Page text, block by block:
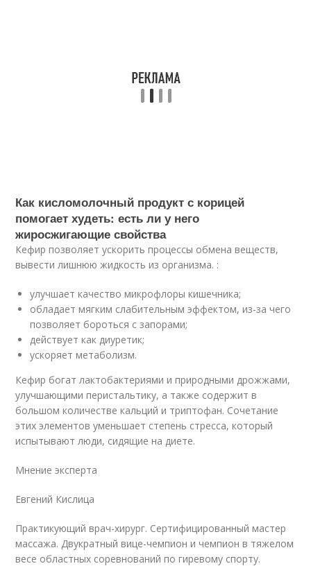
Как кисломолочный продукт с корицей
помогает худеть: есть ли у него
жиросжигающие свойства
Кефир позволяет ускорить процессы обмена веществ,
вывести лишнюю жидкость из организма. :
улучшает качество микрофлоры кишечника;
обладает мягким слабительным эффектом, из-за чего
позволяет бороться с запорами;
действует как диуретик;
ускоряет метаболизм.
Кефир богат лактобактериями и природными дрожжами,
улучшающими перистальтику, а также содержит в
большом количестве кальций и триптофан. Сочетание
этих элементов уменьшает степень стресса, который
испытывают люди, сидящие на диете.
Мнение эксперта
Евгений Кислица
Практикующий врач-хирург. Сертифицированный мастер
массажа. Двукратный вице-чемпион и чемпион в тяжелом
весе областных соревнований по гиревому спорту.